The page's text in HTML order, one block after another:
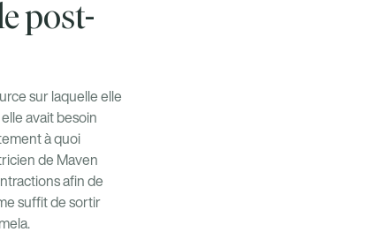
post-
sur laquelle elle
avait besoin
à quoi
de Maven
afin de
suffit de sortir